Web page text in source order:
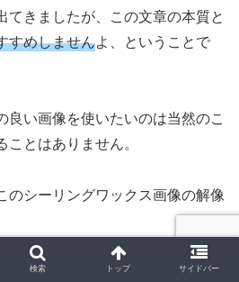
てきましたが、この文章の本質と
すめしませんよ、ということで
良い画像を使いたいのは当然のこ
とはありません。
のシーリングワックス画像の解像
度」へと進むと、開ている画像の
検索 トップ サイドバー